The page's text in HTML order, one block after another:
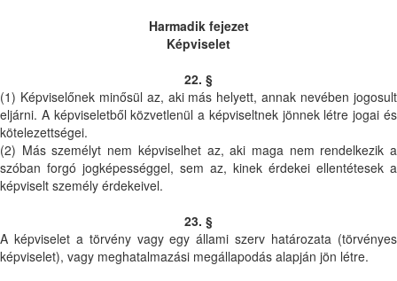
Harmadik fejezet
Képviselet
22. §
(1) Képviselőnek minősül az, aki más helyett, annak nevében jogosult
eljárni. A képviseletből közvetlenül a képviseltnek jönnek létre jogai és
kötelezettségei.
(2) Más személyt nem képviselhet az, aki maga nem rendelkezik a
szóban forgó jogképességgel, sem az, kinek érdekei ellentétesek a
képviselt személy érdekeivel.
23. §
A képviselet a törvény vagy egy állami szerv határozata (törvényes
képviselet), vagy meghatalmazási megállapodás alapján jön létre.